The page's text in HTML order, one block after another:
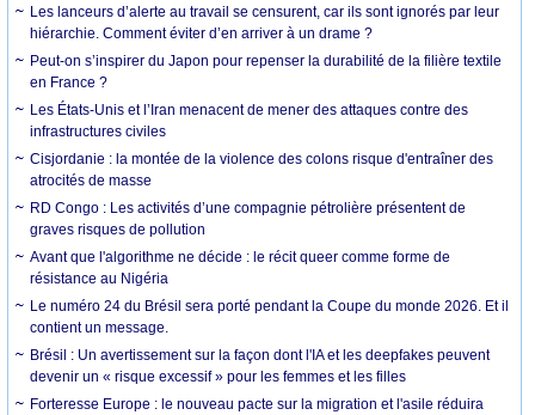
Les lanceurs d’alerte au travail se censurent, car ils sont ignorés par leur
hiérarchie. Comment éviter d’en arriver à un drame ?
Peut-on s’inspirer du Japon pour repenser la durabilité de la filière textile
en France ?
Les États-Unis et l’Iran menacent de mener des attaques contre des
infrastructures civiles
Cisjordanie : la montée de la violence des colons risque d'entraîner des
atrocités de masse
RD Congo : Les activités d’une compagnie pétrolière présentent de
graves risques de pollution
Avant que l'algorithme ne décide : le récit queer comme forme de
résistance au Nigéria
Le numéro 24 du Brésil sera porté pendant la Coupe du monde 2026. Et il
contient un message.
Brésil : Un avertissement sur la façon dont l'IA et les deepfakes peuvent
devenir un « risque excessif » pour les femmes et les filles
Forteresse Europe : le nouveau pacte sur la migration et l'asile réduira